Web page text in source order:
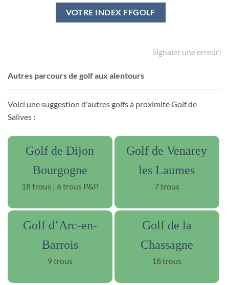
VOTRE INDEX FFGOLF
Signaler une erreur!
Autres parcours de golf aux alentours
Voici une suggestion d'autres golfs à proximité Golf de
Salives :
Golf de Dijon
Bourgogne
18 trous | 6 trous P&P
Golf de Venarey
les Laumes
7 trous
Golf d’Arc-en-
Barrois
9 trous
Golf de la
Chassagne
18 trous